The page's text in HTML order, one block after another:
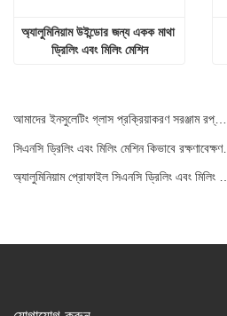
অ্যালুমিনিয়াম উইন্ডোর জন্য একক মাথা
ড্রিলিং এবং মিলিং মেশিন
আমাদের ইনসুলেটিং গ্লাস প্রক্রিয়াকরণ সরঞ্জাম রপ্তানি নতুন উচ্চতায় পৌঁছেছে, যা বিশ্বব্যাপী সবুজ ভবনের উন্নয়নে অবদান রাখছে।
সিএনসি ড্রিলিং এবং মিলিং মেশিন কিভাবে রক্ষণাবেক্ষণ করবেন?